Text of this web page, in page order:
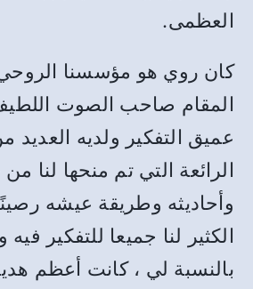
العظمى.
كان روي هو مؤسسنا الروحي
المقام صاحب الصوت
عميق التفكير ولديه العديد
الرائعة التي تم منحها لنا من
وأحاديثه وطريقة عيشه
الكثير لنا جميعا للتفكير فيه
بالنسبة لي ، كانت أعظم